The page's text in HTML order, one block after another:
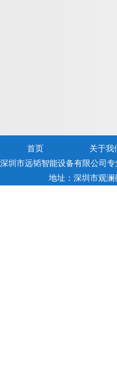
首页 关于我
深圳市远韬智能设备有限公司
地址：深圳市观澜